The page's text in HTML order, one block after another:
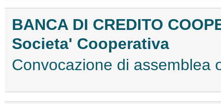
BANCA DI CREDITO
Societa' Cooperativa
Convocazione di assemblea